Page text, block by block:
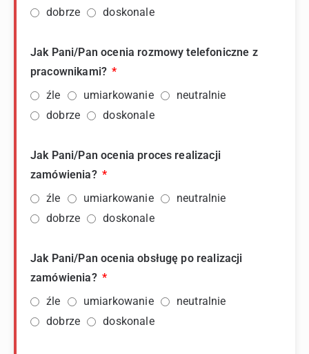
dobrze
doskonale
Jak Pani/Pan ocenia rozmowy telefoniczne z
pracownikami?
źle
umiarkowanie
neutralnie
dobrze
doskonale
Jak Pani/Pan ocenia proces realizacji
zamówienia?
źle
umiarkowanie
neutralnie
dobrze
doskonale
Jak Pani/Pan ocenia obsługę po realizacji
zamówienia?
źle
umiarkowanie
neutralnie
dobrze
doskonale